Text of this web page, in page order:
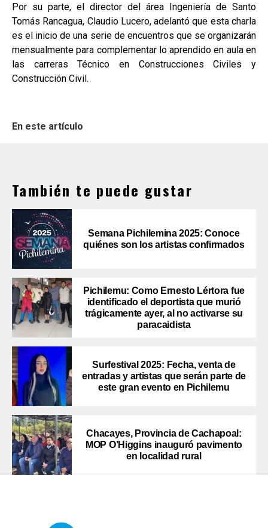
Por su parte, el director del área Ingeniería de Santo
Tomás Rancagua, Claudio Lucero, adelantó que esta charla
es el inicio de una serie de encuentros que se organizarán
mensualmente para complementar lo aprendido en aula en
las carreras Técnico en Construcciones Civiles y
Construcción Civil.
En este artículo
También te puede gustar
Semana Pichilemina 2025: Conoce
quiénes son los artistas confirmados
Pichilemu: Como Ernesto Lértora fue
identificado el deportista que murió
trágicamente ayer, al no activarse su
paracaidista
Surfestival 2025: Fecha, venta de
entradas y artistas que serán parte de
este gran evento en Pichilemu
Chacayes, Provincia de Cachapoal:
MOP O’Higgins inauguró pavimento
en localidad rural